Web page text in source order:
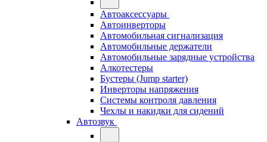
Автоаксессуары
Автоинверторы
Автомобильная сигнализация
Автомобильные держатели
Автомобильные зарядные устройства
Алкотестеры
Бустеры (Jump starter)
Инверторы напряжения
Системы контроля давления
Чехлы и накидки для сидений
Автозвук